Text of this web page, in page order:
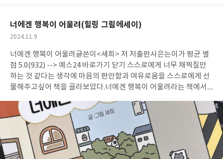
너에겐 행복이 어울려(힐링 그림에세이)
작
일
2024.11.9
너에겐 행복이 어울려글쓴이<세희> 저 저출판사은는이가 평균 별
점 5.0(932) --> 예스24 바로가기 닫기 스스로에게 너무 채찍질만
하는 것 같다는 생각에 마음의 편안함과 여유로움을 스스로에게 선
물해주고싶어 책을 골라보았다.너에겐 행복이 어울려라는 책에서
행복을 찾아가고싶어 이 책을 선택해보았다. 저자인 세희는 인스타
툰으로 유명해진 작가로,2021년부터 인스타그램에서 세상(世)의
모든 마음(心)을 담은 MZ세대의 일상을 그린 일상툰인 세심일기를
연재하고있다고 한다.인스타에 들어가보니 말랑말랑한 그림체가
너무 귀여웠고, 이야기에 공감하면서 무한정으로 내려보게 되었다.